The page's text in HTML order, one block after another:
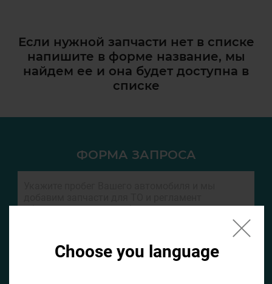
Choose you language
Если нужной запчасти нет в списке
напишите в форме название, мы
найдем ее и она будет доступна в
списке
ФОРМА ЗАПРОСА
Если не заполнить по умолчанию найдем список для ТО